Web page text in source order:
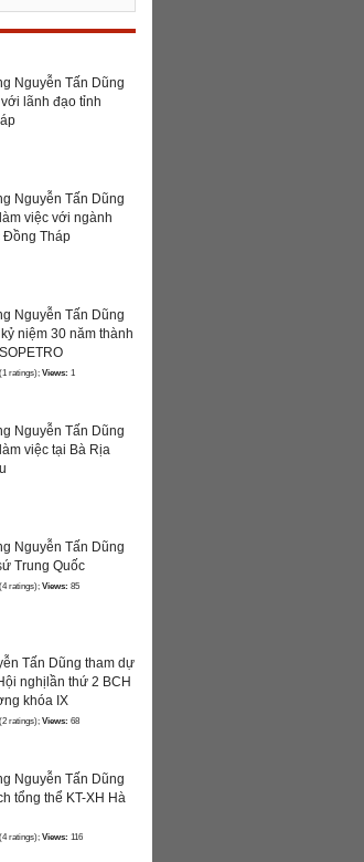
Nguyễn Tấn Dũng
với lãnh đạo tỉnh
Nguyễn Tấn Dũng
việc với ngành
Đồng Tháp
Nguyễn Tấn Dũng
niệm 30 năm thành
ratings);Views: 1
Nguyễn Tấn Dũng
việc tại Bà Rịa
Nguyễn Tấn Dũng
Trung Quốc
ratings);Views: 85
Tấn Dũng tham dự
nghịlần thứ 2 BCH
khóa IX
ratings);Views: 68
Nguyễn Tấn Dũng
tổng thể KT-XH Hà
ratings);Views: 116